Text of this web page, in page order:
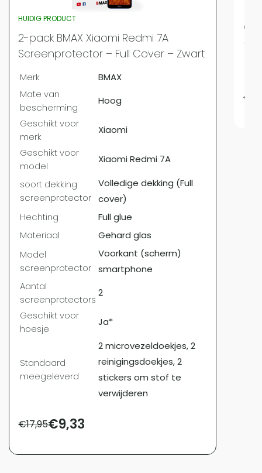
HUIDIG PRODUCT
2-pack BMAX Xiaomi Redmi 7A
Screenprotector – Full Cover – Zwart
Merk
BMAX
Mate van
bescherming
Hoog
Geschikt voor
merk
Xiaomi
Geschikt voor
model
Xiaomi Redmi 7A
soort dekking
screenprotector
Volledige dekking (Full
cover)
Hechting
Full glue
Materiaal
Gehard glas
Model
screenprotector
Voorkant (scherm)
smartphone
Aantal
screenprotectors
2
Geschikt voor
hoesje
Ja*
Standaard
meegeleverd
2 microvezeldoekjes, 2
reinigingsdoekjes, 2
stickers om stof te
verwijderen
€17,95€9,33
–
€